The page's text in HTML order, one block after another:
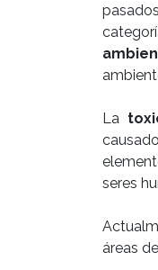
La
seres
áreas